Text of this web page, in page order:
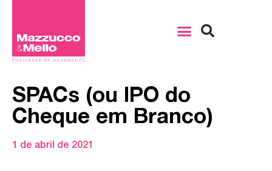
SPACs (ou IPO do
Cheque em Branco)
1 de abril de 2021